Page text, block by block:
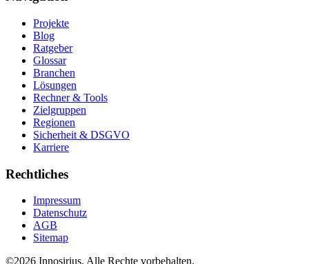
Projekte
Blog
Ratgeber
Glossar
Branchen
Lösungen
Rechner & Tools
Zielgruppen
Regionen
Sicherheit & DSGVO
Karriere
Rechtliches
Impressum
Datenschutz
AGB
Sitemap
©2026 Innosirius. Alle Rechte vorbehalten.